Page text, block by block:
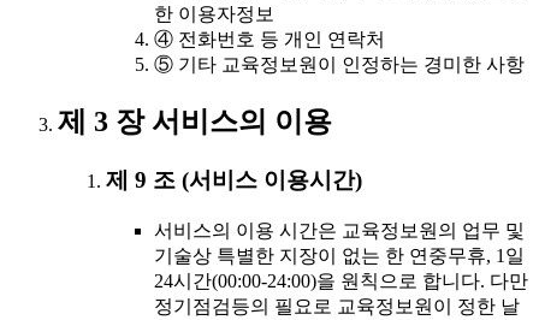
한 이용자정보
④ 전화번호 등 개인 연락처
⑤ 기타 교육정보원이 인정하는 경미한 사항
제 3 장 서비스의 이용
제 9 조 (서비스 이용시간)
서비스의 이용 시간은 교육정보원의 업무 및
기술상 특별한 지장이 없는 한 연중무휴, 1일
24시간(00:00-24:00)을 원칙으로 합니다. 다만
정기점검등의 필요로 교육정보원이 정한 날